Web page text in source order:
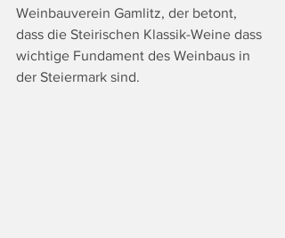
Weinbauverein Gamlitz, der betont,
dass die Steirischen Klassik-Weine dass
wichtige Fundament des Weinbaus in
der Steiermark sind.